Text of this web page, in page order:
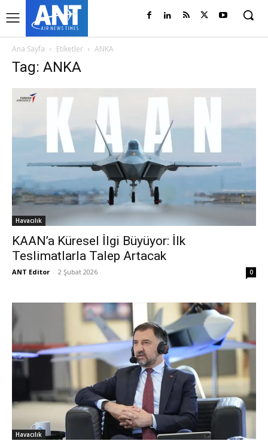
Ana Sayfa Etiketler ANKA
Tag: ANKA
Havacılık
KAAN’a Küresel İlgi Büyüyor: İlk
Teslimatlarla Talep Artacak
ANT Editor - 2 Şubat 2026 0
Havacılık